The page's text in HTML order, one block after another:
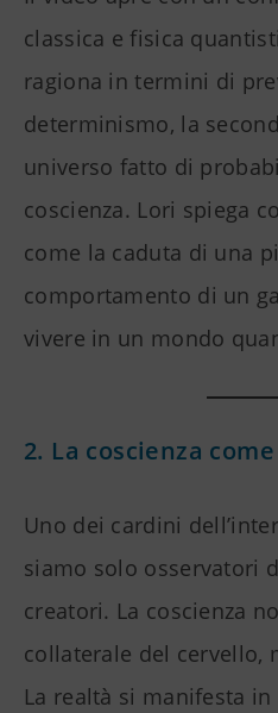
classica e fisica
ragiona in termini di
determinismo, la
universo fatto di
coscienza. Lori spiega
come la caduta di una
comportamento di un
vivere in un mondo
2. La coscienza
Uno dei cardini
siamo solo osservatori
creatori. La coscienza
collaterale del cervello,
La realtà si manifesta in